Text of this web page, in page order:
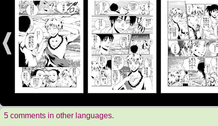
5 comments in other languages.